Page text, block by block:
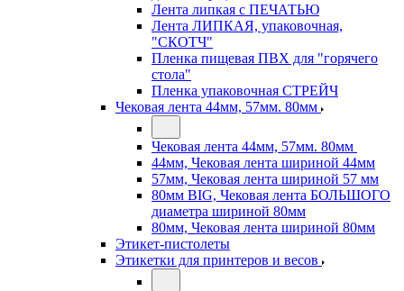
Лента липкая с ПЕЧАТЬЮ
Лента ЛИПКАЯ, упаковочная,
"СКОТЧ"
Пленка пищевая ПВХ для "горячего
стола"
Пленка упаковочная СТРЕЙЧ
Чековая лента 44мм, 57мм. 80мм
Чековая лента 44мм, 57мм. 80мм
44мм, Чековая лента шириной 44мм
57мм, Чековая лента шириной 57 мм
80мм BIG, Чековая лента БОЛЬШОГО
диаметра шириной 80мм
80мм, Чековая лента шириной 80мм
Этикет-пистолеты
Этикетки для принтеров и весов